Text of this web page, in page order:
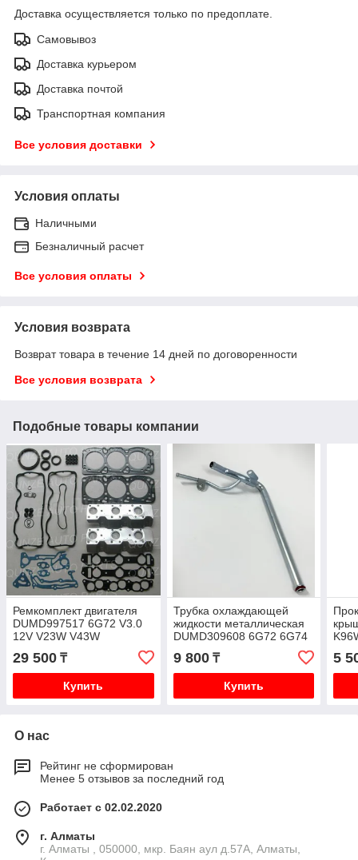
Доставка осуществляется только по предоплате.
Самовывоз
Доставка курьером
Доставка почтой
Транспортная компания
Все условия доставки
Условия оплаты
Наличными
Безналичный расчет
Все условия оплаты
Условия возврата
Возврат товара в течение 14 дней по договоренности
Все условия возврата
Подобные товары компании
Ремкомплект двигателя
DUMD997517 6G72 V3.0
12V V23W V43W
29 500 ₸
Купить
Трубка охлаждающей
жидкости металлическая
DUMD309608 6G72 6G74
K96W K99W
9 800₸
Купить
5
О нас
Рейтинг не сформирован
Менее 5 отзывов за последний год
Работает с 02.02.2020
г. Алматы
г. Алматы , 050000, мкр. Баян аул д.57А, Алматы,